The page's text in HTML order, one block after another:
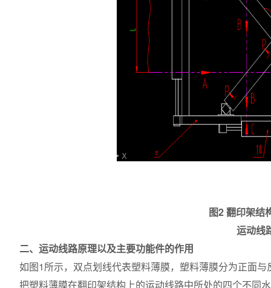
图2 翻印架结
运动线
二、运动线路原理以及主要功能件的作用
如图1所示，双点划线代表塑料薄膜，塑料薄膜分为正面与
把塑料薄膜在翻印架结构上的运动线路中所处的四个不同